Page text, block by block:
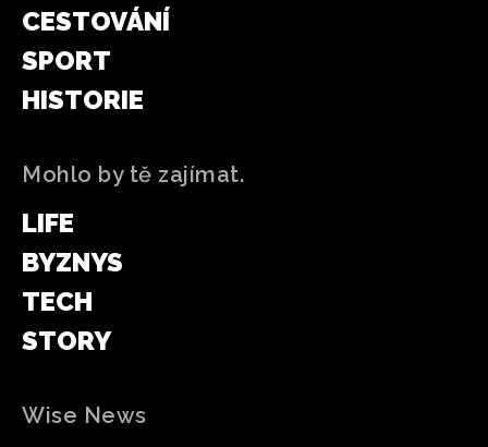
CESTOVÁNÍ
SPORT
HISTORIE
Mohlo by tě zajímat.
LIFE
BYZNYS
TECH
STORY
Wise News